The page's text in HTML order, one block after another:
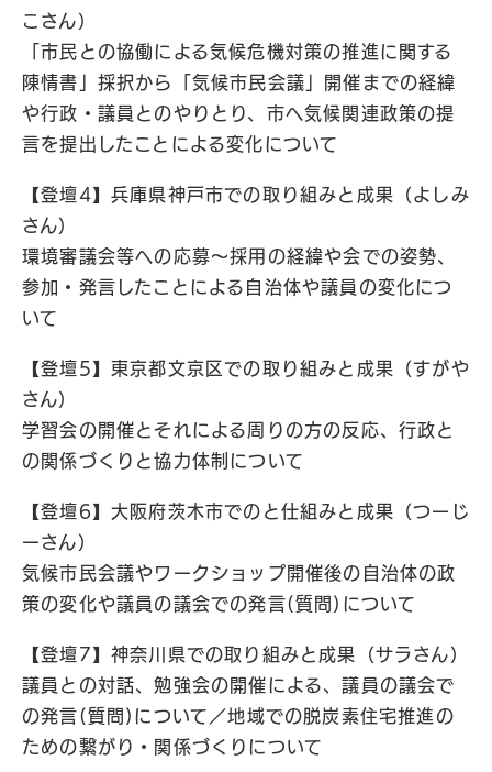
こさん）
「市民との協働による気候危機対策の推進に関する
陳情書」採択から「気候市民会議」開催までの経緯
や行政・議員とのやりとり、市へ気候関連政策の提
言を提出したことによる変化について
【登壇4】兵庫県神戸市での取り組みと成果（よしみ
さん）
環境審議会等への応募〜採用の経緯や会での姿勢、
参加・発言したことによる自治体や議員の変化につ
いて
【登壇5】東京都文京区での取り組みと成果（すがや
さん）
学習会の開催とそれによる周りの方の反応、行政と
の関係づくりと協力体制について
【登壇6】大阪府茨木市でのと仕組みと成果（つーじ
ーさん）
気候市民会議やワークショップ開催後の自治体の政
策の変化や議員の議会での発言(質問)について
【登壇7】神奈川県での取り組みと成果（サラさん）
議員との対話、勉強会の開催による、議員の議会で
の発言(質問)について／地域での脱炭素住宅推進の
ための繋がり・関係づくりについて